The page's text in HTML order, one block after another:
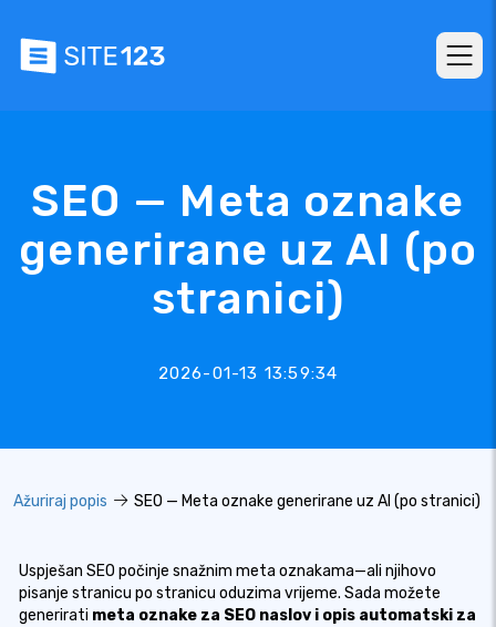
SEO — Meta oznake
generirane uz AI (po
stranici)
2026-01-13 13:59:34
Ažuriraj popis SEO — Meta oznake generirane uz AI (po stranici)
Uspješan SEO počinje snažnim meta oznakama—ali njihovo
pisanje stranicu po stranicu oduzima vrijeme. Sada možete
generirati meta oznake za SEO naslov i opis automatski za